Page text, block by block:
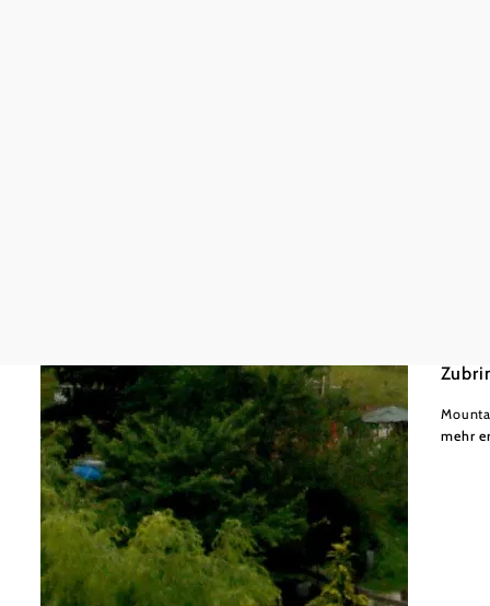
mehr